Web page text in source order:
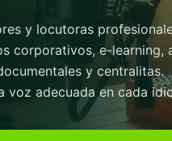
y locutoras
corporativos, e-learning,
y centralitas.
voz adecuada en cada